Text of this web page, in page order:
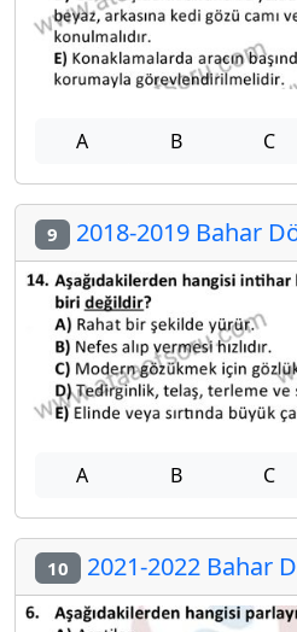
A B C
9 2018-2019 Bahar
A B C
10 2021-2022 Bahar